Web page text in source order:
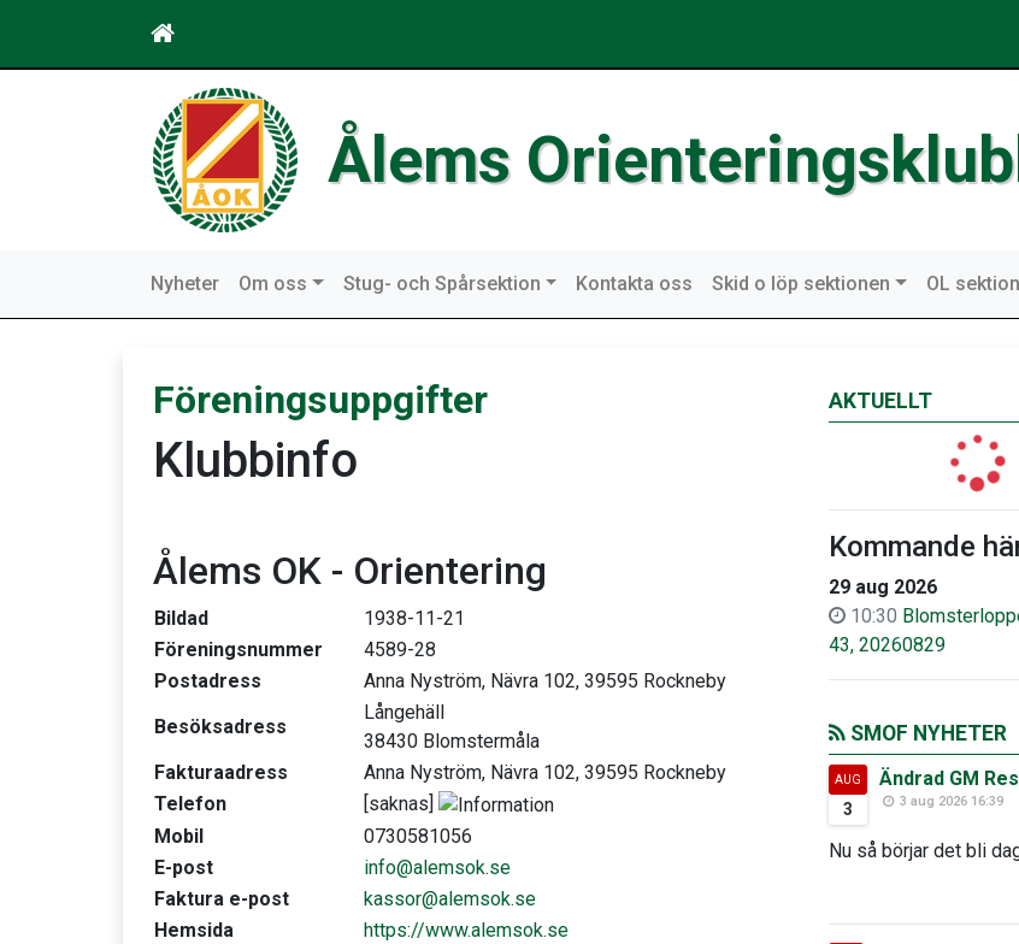
Ålems
Nyheter Om oss Stug- och Spårsektion Kontakta oss Skid o löp sektionen OL
AKTUELLT
Kommande
29 aug 2026
10:30
43, 20260829
SMOF NYHETER
AUG
3
Ändrad GM
3 aug 2026 16:39
Nu så börjar det bli
Föreningsuppgifter
Klubbinfo
Ålems OK - Orientering
Bildad
1938-11-21
Föreningsnummer
4589-28
Postadress
Anna Nyström, Nävra 102, 39595 Rockneby
Besöksadress
Långehäll
38430 Blomstermåla
Fakturaadress
Anna Nyström, Nävra 102, 39595 Rockneby
Telefon
[saknas]
Mobil
0730581056
E-post
info@alemsok.se
Faktura e-post
kassor@alemsok.se
Hemsida
https://www.alemsok.se